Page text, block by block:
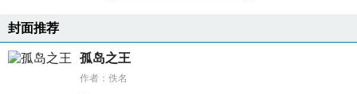
封面推荐
孤岛之王
作者：佚名